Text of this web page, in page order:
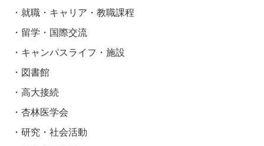
就職・キャリア・教職課程
留学・国際交流
キャンパスライフ・施設
図書館
高大接続
杏林医学会
研究・社会活動